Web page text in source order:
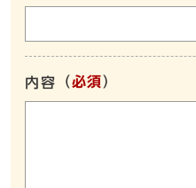
内容 （必須）